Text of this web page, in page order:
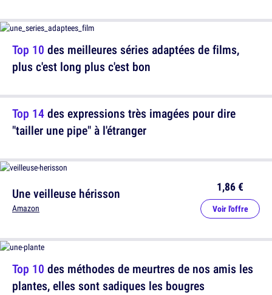
Top 14des expressions très imagées pour dire
"tailler une pipe" à l'étranger
Top 10 des méthodes de meurtres de nos amis les
plantes, elles sont sadiques les bougres
Top 10 des meilleures séries adaptées de films,
plus c'est long plus c'est bon
Une veilleuse hérisson
Amazon
1,86 €
Voir l'offre